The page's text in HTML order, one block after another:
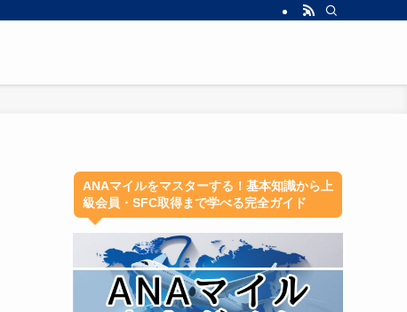
ANAマイルをマスターする！基本知識から上
級会員・SFC取得まで学べる完全ガイド